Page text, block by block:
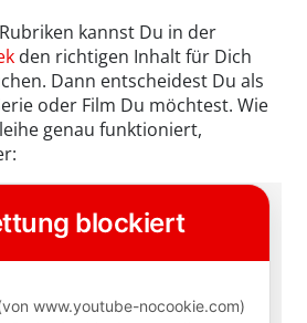
kannst Du in der
den richtigen Inhalt für Dich
Dann entscheidest Du als
oder Film Du möchtest. Wie
genau funktioniert,